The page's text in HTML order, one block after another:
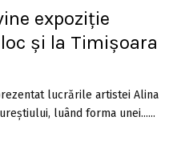
expoziție
și la Timișoara
lucrările artistei Alina
luând forma unei......